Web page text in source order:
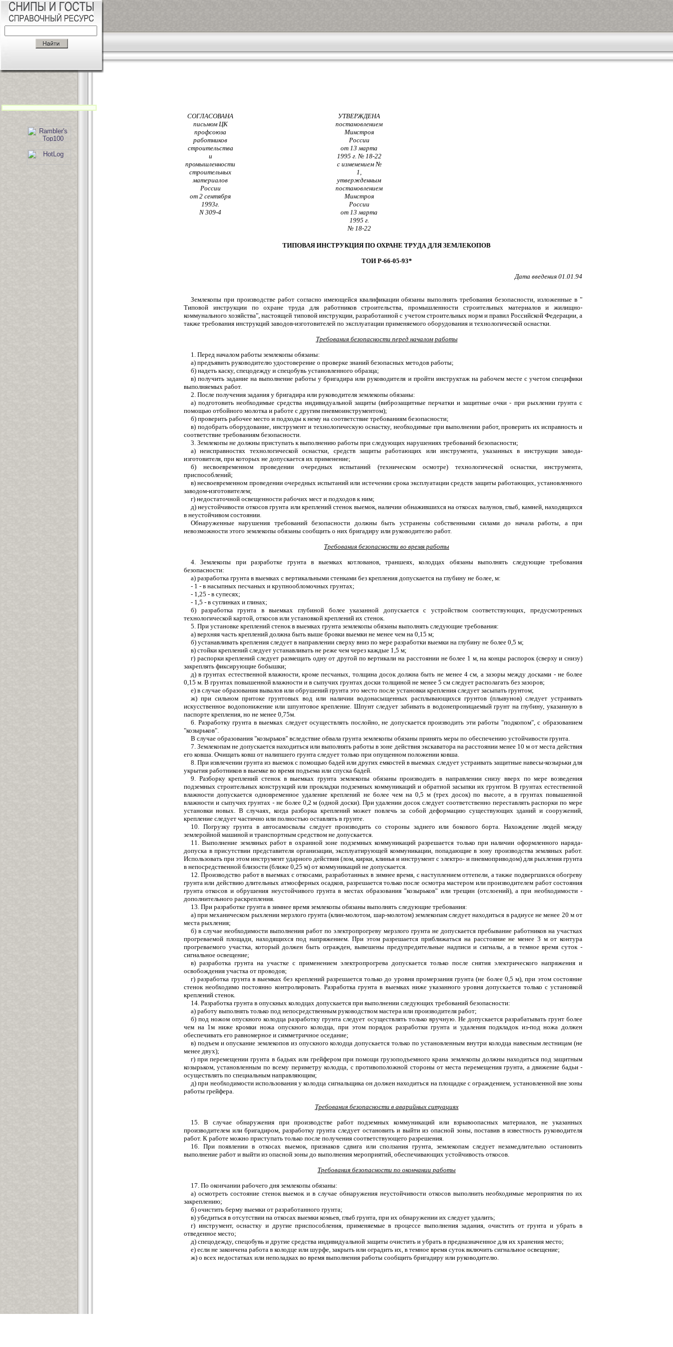
СОГЛАСОВАНА
письмом ЦК
профсоюза
работников
строительства
и
промышленности
строительных
материалов
России
от 2 сентября
1993г.
N 309-4
УТВЕРЖДЕНА
постановлением
Минстроя
России
от 13 марта
1995 г. № 18-22
с изменением №
1,
утвержденным
постановлением
Минстроя
России
от 13 марта
1995 г.
№ 18-22
ТИПОВАЯ ИНСТРУКЦИЯ ПО ОХРАНЕ ТРУДА ДЛЯ ЗЕМЛЕКОПОВ
ТОИ Р-66-05-93*
Дата введения 01.01.94
Землекопы при производстве работ согласно имеющейся квалификации обязаны выполнять требования безопасности, изложенные в "
Типовой инструкции по охране труда для работников строительства, промышленности строительных материалов и жилищно-
коммунального хозяйства", настоящей типовой инструкции, разработанной с учетом строительных норм и правил Российской Федерации, а
также требования инструкций заводов-изготовителей по эксплуатации применяемого оборудования и технологической оснастки.
Требования безопасности перед началом работы
1. Перед началом работы землекопы обязаны:
а) предъявить руководителю удостоверение о проверке знаний безопасных методов работы;
б) надеть каску, спецодежду и спецобувь установленного образца;
в) получить задание на выполнение работы у бригадира или руководителя и пройти инструктаж на рабочем месте с учетом специфики
выполняемых работ.
2. После получения задания у бригадира или руководителя землекопы обязаны:
а) подготовить необходимые средства индивидуальной защиты (виброзащитные перчатки и защитные очки - при рыхлении грунта с
помощью отбойного молотка и работе с другим пневмоинструментом);
б) проверить рабочее место и подходы к нему на соответствие требованиям безопасности;
в) подобрать оборудование, инструмент и технологическую оснастку, необходимые при выполнении работ, проверить их исправность и
соответствие требованиям безопасности.
3. Землекопы не должны приступать к выполнению работы при следующих нарушениях требований безопасности;
а) неисправностях технологической оснастки, средств защиты работающих или инструмента, указанных в инструкции завода-
изготовителя, при которых не допускается их применение;
б) несвоевременном проведении очередных испытаний (техническом осмотре) технологической оснастки, инструмента,
приспособлений;
в) несвоевременном проведении очередных испытаний или истечении срока эксплуатации средств защиты работающих, установленного
заводом-изготовителем;
г) недостаточной освещенности рабочих мест и подходов к ним;
д) неустойчивости откосов грунта или креплений стенок выемок, наличии обнажившихся на откосах валунов, глыб, камней, находящихся
в неустойчивом состоянии.
Обнаруженные нарушения требований безопасности должны быть устранены собственными силами до начала работы, а при
невозможности этого землекопы обязаны сообщить о них бригадиру или руководителю работ.
Требования безопасности во время работы
4. Землекопы при разработке грунта в выемках котлованов, траншеях, колодцах обязаны выполнять следующие требования
безопасности:
а) разработка грунта в выемках с вертикальными стенками без крепления допускается на глубину не более, м:
- 1 - в насыпных песчаных и крупнообломочных грунтах;
- 1,25 - в супесях;
- 1,5 - в суглинках и глинах;
б) разработка грунта в выемках глубиной более указанной допускается с устройством соответствующих, предусмотренных
технологической картой, откосов или установкой креплений их стенок.
5. При установке креплений стенок в выемках грунта землекопы обязаны выполнять следующие требования:
а) верхняя часть креплений должна быть выше бровки выемки не менее чем на 0,15 м;
б) устанавливать крепления следует в направлении сверху вниз по мере разработки выемки на глубину не более 0,5 м;
в) стойки креплений следует устанавливать не реже чем через каждые 1,5 м;
г) распорки креплений следует размещать одну от другой по вертикали на расстоянии не более 1 м, на концы распорок (сверху и снизу)
закреплять фиксирующие бобышки;
д) в грунтах естественной влажности, кроме песчаных, толщина досок должна быть не менее 4 см, а зазоры между досками - не более
0,15 м. В грунтах повышенной влажности и в сыпучих грунтах доски толщиной не менее 5 см следует располагать без зазоров;
е) в случае образования вывалов или обрушений грунта это место после установки крепления следует засыпать грунтом;
ж) при сильном притоке грунтовых вод или наличии водонасыщенных расплывающихся грунтов (плывунов) следует устраивать
искусственное водопонижение или шпунтовое крепление. Шпунт следует забивать в водонепроницаемый грунт на глубину, указанную в
паспорте крепления, но не менее 0,75м.
6. Разработку грунта в выемках следует осуществлять послойно, не допускается производить эти работы "подкопом", с образованием
"козырьков".
В случае образования "козырьков" вследствие обвала грунта землекопы обязаны принять меры по обеспечению устойчивости грунта.
7. Землекопам не допускается находиться или выполнять работы в зоне действия экскаватора на расстоянии менее 10 м от места действия
его ковша. Очищать ковш от налипшего грунта следует только при опущенном положении ковша.
8. При извлечении грунта из выемок с помощью бадей или других емкостей в выемках следует устраивать защитные навесы-козырьки для
укрытия работников в выемке во время подъема или спуска бадей.
9. Разборку креплений стенок в выемках грунта землекопы обязаны производить в направлении снизу вверх по мере возведения
подземных строительных конструкций или прокладки подземных коммуникаций и обратной засыпки их грунтом. В грунтах естественной
влажности допускается одновременное удаление креплений не более чем на 0,5 м (трех досок) по высоте, а в грунтах повышенной
влажности и сыпучих грунтах - не более 0,2 м (одной доски). При удалении досок следует соответственно переставлять распорки по мере
установки новых. В случаях, когда разборка креплений может повлечь за собой деформацию существующих зданий и сооружений,
крепление следует частично или полностью оставлять в грунте.
10. Погрузку грунта в автосамосвалы следует производить со стороны заднего или бокового борта. Нахождение людей между
землеройной машиной и транспортным средством не допускается.
11. Выполнение земляных работ в охранной зоне подземных коммуникаций разрешается только при наличии оформленного наряда-
допуска в присутствии представителя организации, эксплуатирующей коммуникации, попадающие в зону производства земляных работ.
Использовать при этом инструмент ударного действия (лом, кирки, клинья и инструмент с электро- и пневмоприводом) для рыхления грунта
в непосредственной близости (ближе 0,25 м) от коммуникаций не допускается.
12. Производство работ в выемках с откосами, разработанных в зимнее время, с наступлением оттепели, а также подвергшихся обогреву
грунта или действию длительных атмосферных осадков, разрешается только после осмотра мастером или производителем работ состояния
грунта откосов и обрушения неустойчивого грунта в местах образования "козырьков" или трещин (отслоений), а при необходимости -
дополнительного раскрепления.
13. При разработке грунта в зимнее время землекопы обязаны выполнять следующие требования:
а) при механическом рыхлении мерзлого грунта (клин-молотом, шар-молотом) землекопам следует находиться в радиусе не менее 20 м от
места рыхления;
б) в случае необходимости выполнения работ по электропрогреву мерзлого грунта не допускается пребывание работников на участках
прогреваемой площади, находящихся под напряжением. При этом разрешается приближаться на расстояние не менее 3 м от контура
прогреваемого участка, который должен быть огражден, вывешены предупредительные надписи и сигналы, а в темное время суток -
сигнальное освещение;
в) разработка грунта на участке с применением электропрогрева допускается только после снятия электрического напряжения и
освобождения участка от проводов;
г) разработка грунта в выемках без креплений разрешается только до уровня промерзания грунта (не более 0,5 м), при этом состояние
стенок необходимо постоянно контролировать. Разработка грунта в выемках ниже указанного уровня допускается только с установкой
креплений стенок.
14. Разработка грунта в опускных колодцах допускается при выполнении следующих требований безопасности:
а) работу выполнять только под непосредственным руководством мастера или производителя работ;
б) под ножом опускного колодца разработку грунта следует осуществлять только вручную. Не допускается разрабатывать грунт более
чем на 1м ниже кромки ножа опускного колодца, при этом порядок разработки грунта и удаления подкладок из-под ножа должен
обеспечивать его равномерное и симметричное оседание;
в) подъем и опускание землекопов из опускного колодца допускается только по установленным внутри колодца навесным лестницам (не
менее двух);
г) при перемещении грунта в бадьях или грейфером при помощи грузоподъемного крана землекопы должны находиться под защитным
козырьком, установленным по всему периметру колодца, с противоположной стороны от места перемещения грунта, а движение бадьи -
осуществлять по специальным направляющим;
д) при необходимости использования у колодца сигнальщика он должен находиться на площадке с ограждением, установленной вне зоны
работы грейфера.
Требования безопасности в аварийных ситуациях
15. В случае обнаружения при производстве работ подземных коммуникаций или взрывоопасных материалов, не указанных
производителем или бригадиром, разработку грунта следует остановить и выйти из опасной зоны, поставив в известность руководителя
работ. К работе можно приступать только после получения соответствующего разрешения.
16. При появлении в откосах выемок, признаков сдвига или сползания грунта, землекопам следует незамедлительно остановить
выполнение работ и выйти из опасной зоны до выполнения мероприятий, обеспечивающих устойчивость откосов.
Требования безопасности по окончании работы
17. По окончании рабочего дня землекопы обязаны:
а) осмотреть состояние стенок выемок и в случае обнаружения неустойчивости откосов выполнить необходимые мероприятия по их
закреплению;
б) очистить берму выемки от разработанного грунта;
в) убедиться в отсутствии на откосах выемки комьев, глыб грунта, при их обнаружении их следует удалить;
г) инструмент, оснастку и другие приспособления, применяемые в процессе выполнения задания, очистить от грунта и убрать в
отведенное место;
д) спецодежду, спецобувь и другие средства индивидуальной защиты очистить и убрать в предназначенное для их хранения место;
е) если не закончена работа в колодце или шурфе, закрыть или оградить их, в темное время суток включить сигнальное освещение;
ж) о всех недостатках или неполадках во время выполнения работы сообщить бригадиру или руководителю.